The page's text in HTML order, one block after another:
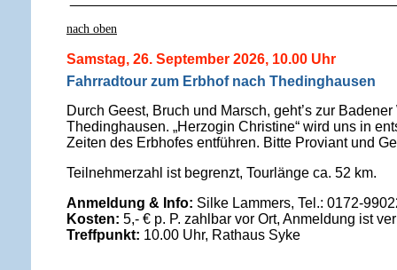
nach oben
Samstag, 26. September 2026, 10.00 Uhr
Fahrradtour zum Erbhof nach Thedinghausen
Durch Geest, Bruch und Marsch, geht’s zur
Thedinghausen. „Herzogin Christine“ wird uns in
Zeiten des Erbhofes entführen. Bitte Proviant und
Teilnehmerzahl ist begrenzt, Tourlänge ca. 52 km.
Anmeldung & Info: Silke Lammers, Tel.: 0172-
Kosten: 5,- € p. P. zahlbar vor Ort, Anmeldung ist
Treffpunkt: 10.00 Uhr, Rathaus Syke